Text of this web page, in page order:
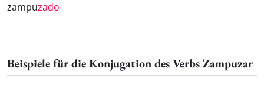
zampuzado
Beispiele für die Konjugation des Verbs Zampuzar